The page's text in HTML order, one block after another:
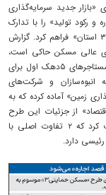
جدید سرمایه‌گذاری
و رکود تولید» را با تدارک
«واگذاری زمین دولتی در تیراژ ۷۵هزار واحد مسکونی در ۳۱ استان» فراهم کرد. گزارش
عالی مسکن حاکی است،
وزارت راه و شهرسازی با هدف پاسخ همزمان به «مطالبه مستاجرهای ۵دهک اول برای
انبوه‌سازان و شرکت‌های
زمین» آماده کرده که به
از جزئیات این طرح
نشان می‌دهد، آن را می‌توان «مسکن‌ حمایتی۳» توصیف کرد که ۲ تفاوت اصلی با
دارد.